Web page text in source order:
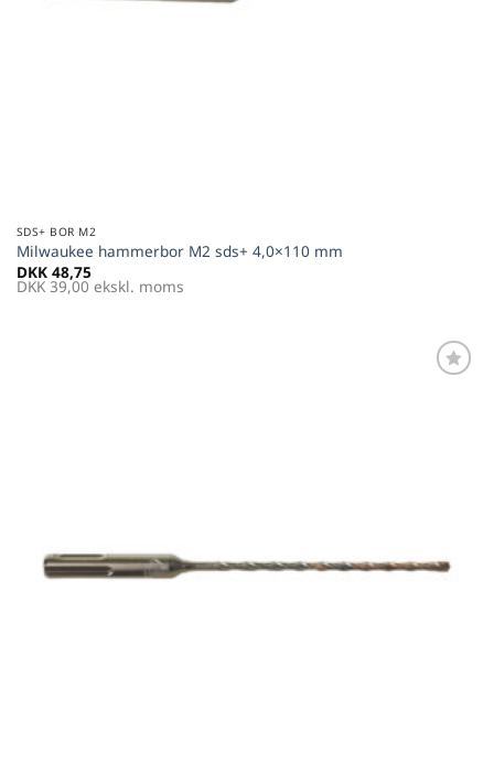
SDS+ BOR M2
Milwaukee hammerbor M2 sds+ 4,0×110 mm
DKK 48,75
DKK 39,00 ekskl. moms